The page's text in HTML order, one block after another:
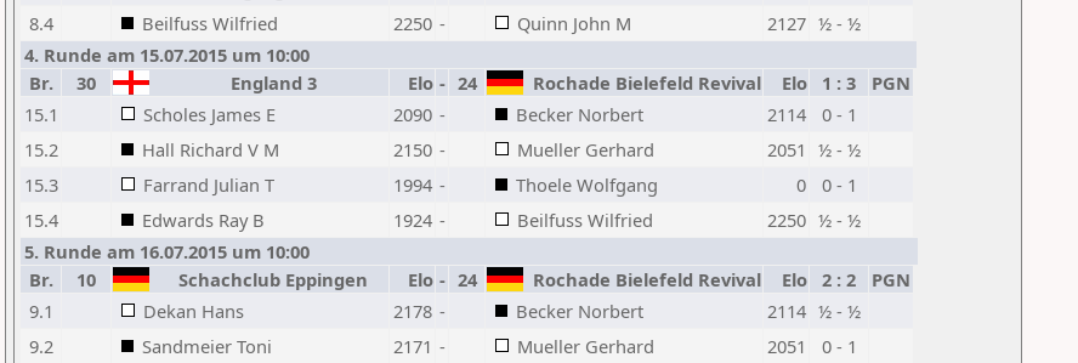
8.4
Beilfuss Wilfried 2250 - Quinn John M 2127 ½ - ½
4. Runde am 15.07.2015 um 10:00
Br.
30 England 3 Elo - 24 Rochade Bielefeld Revival Elo 1 : 3
PGN
15.1
Scholes James E 2090 - Becker Norbert 2114
0 - 1
15.2
Hall Richard V M 2150 - Mueller Gerhard 2051 ½ - ½
15.3
Farrand Julian T 1994 - Thoele Wolfgang 0
0 - 1
15.4
Edwards Ray B 1924 - Beilfuss Wilfried 2250 ½ - ½
5. Runde am 16.07.2015 um 10:00
Br.
10 Schachclub Eppingen Elo - 24 Rochade Bielefeld Revival Elo 2 : 2
PGN
9.1
Dekan Hans 2178 - Becker Norbert 2114 ½ - ½
9.2
Sandmeier Toni 2171 - Mueller Gerhard 2051
0 - 1